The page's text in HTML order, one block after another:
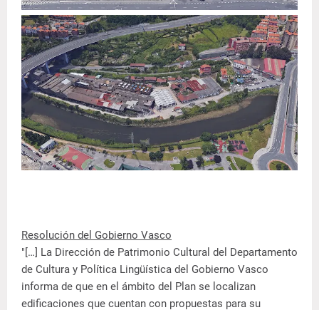
Resolución del Gobierno Vasco
"[…] La Dirección de Patrimonio Cultural del Departamento
de Cultura y Política Lingüística del Gobierno Vasco
informa de que en el ámbito del Plan se localizan
edificaciones que cuentan con propuestas para su